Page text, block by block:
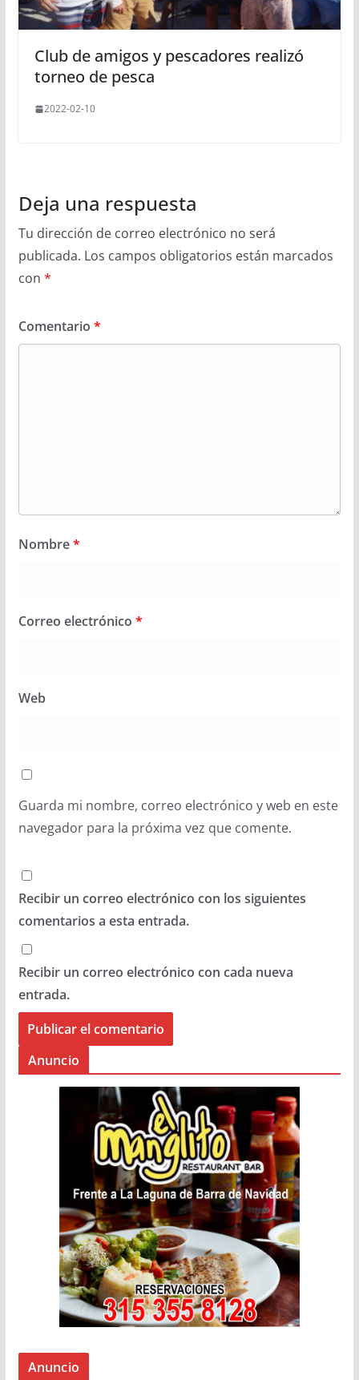
Club de amigos y pescadores realizó
torneo de pesca
2022-02-10
Deja una respuesta
Tu dirección de correo electrónico no será
publicada. Los campos obligatorios están marcados
con *
Comentario *
Nombre*
Correo electrónico *
Web
Guarda mi nombre, correo electrónico y web en este
navegador para la próxima vez que comente.
Recibir un correo electrónico con los siguientes
comentarios a esta entrada.
Recibir un correo electrónico con cada nueva
entrada.
Anuncio
Anuncio